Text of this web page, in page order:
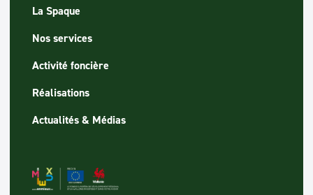
La Spaque
Nos services
Activité foncière
Réalisations
Actualités & Médias